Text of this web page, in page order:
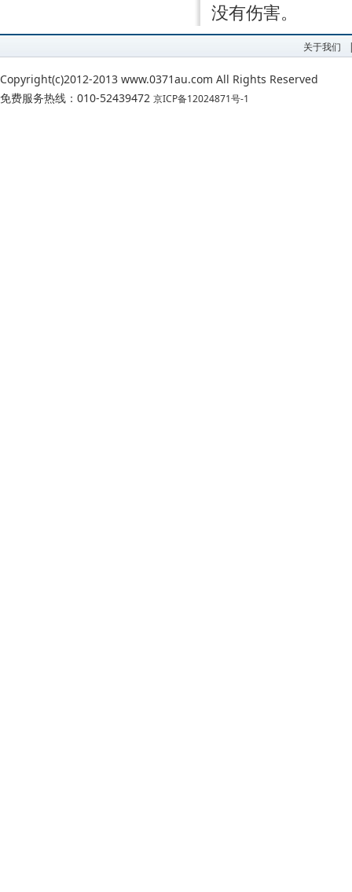
没有伤害。
关于我们
Copyright(c)2012-2013 www.0371au.com All Rights Reserved
免费服务热线：010-52439472 京ICP备12024871号-1